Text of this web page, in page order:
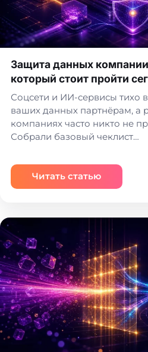
Защита данных
который стоит пройти
Соцсети и ИИ-сервисы тихо
ваших данных партнёрам, а
компаниях часто никто не
Собрали базовый чеклист…
Читать статью